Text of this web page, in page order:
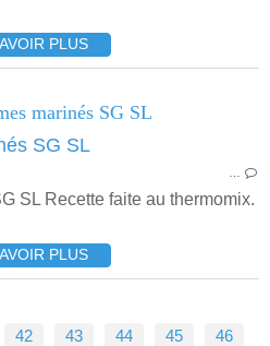
PLUS
marinés SG SL
SL Recette faite au thermomix.
PLUS
42 43 44 45
46